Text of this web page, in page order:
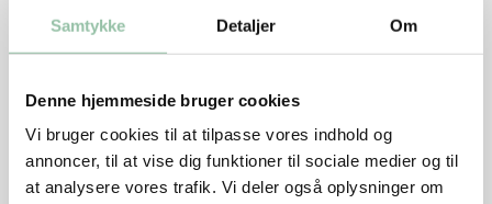
Samtykke Detaljer Om
Denne hjemmeside bruger cookies
Vi bruger cookies til at tilpasse vores indhold og
annoncer, til at vise dig funktioner til sociale medier og til
at analysere vores trafik. Vi deler også oplysninger om
Skær løg og gulerod i skiver. Hak hvidløget. Dup
fedtsiden nedad, i alt 4 minutter. Tag kødet op. Svits
løg og gulerod ved jævn varme i et par minutter. Rør
tomatpureen i. Svits det hele under omrøring i
yderligere 1 minut. Tilsæt vineddike og lad den